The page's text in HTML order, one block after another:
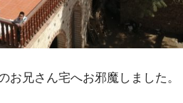
お兄さん宅へお邪魔しました。